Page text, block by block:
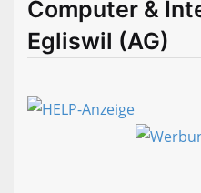
Computer &
Egliswil (AG)